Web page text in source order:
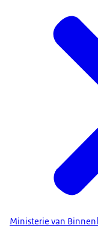
Ministerie van